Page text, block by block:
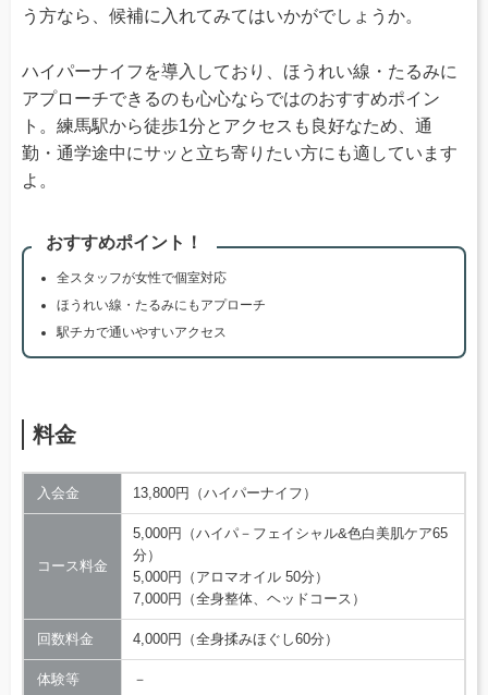
う方なら、候補に入れてみてはいかがでしょうか。
ハイパーナイフを導入しており、ほうれい線・たるみに
アプローチできるのも心心ならではのおすすめポイン
ト。練馬駅から徒歩1分とアクセスも良好なため、通
勤・通学途中にサッと立ち寄りたい方にも適しています
よ。
おすすめポイント！
全スタッフが女性で個室対応
ほうれい線・たるみにもアプローチ
駅チカで通いやすいアクセス
料金
入会金 13,800円（ハイパーナイフ）
コース料金
5,000円（ハイパ－フェイシャル&色白美肌ケア65
分）
5,000円（アロマオイル 50分）
7,000円（全身整体、ヘッドコース）
回数料金 4,000円（全身揉みほぐし60分）
体験等 －